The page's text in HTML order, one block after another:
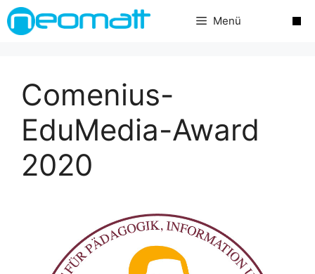
Zum
Inhalt
Menü
Comenius-
EduMedia-Award
2020